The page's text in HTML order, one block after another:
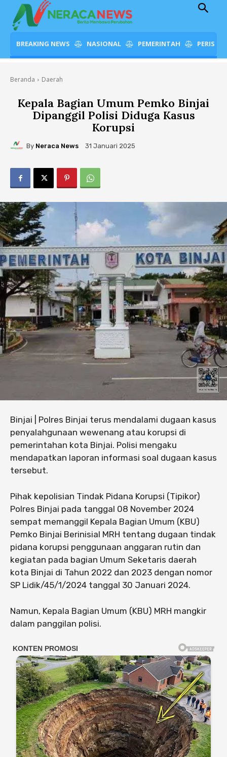
BREAKING NEWS NASIONAL PEMERINTAH
Beranda Daerah
Kepala Bagian Umum Pemko Binjai
Dipanggil Polisi Diduga Kasus
Korupsi
By Neraca News 31 Januari 2025
Binjai | Polres Binjai terus mendalami dugaan kasus
penyalahgunaan wewenang atau korupsi di
pemerintahan kota Binjai. Polisi mengaku
mendapatkan laporan informasi soal dugaan kasus
tersebut.
Pihak kepolisian Tindak Pidana Korupsi (Tipikor)
Polres Binjai pada tanggal 08 November 2024
sempat memanggil Kepala Bagian Umum (KBU)
Pemko Binjai Berinisial MRH tentang dugaan tindak
pidana korupsi penggunaan anggaran rutin dan
kegiatan pada bagian Umum Seketaris daerah
kota Binjai di Tahun 2022 dan 2023 dengan nomor
SP Lidik/45/1/2024 tanggal 30 Januari 2024.
Namun, Kepala Bagian Umum (KBU) MRH mangkir
dalam panggilan polisi.